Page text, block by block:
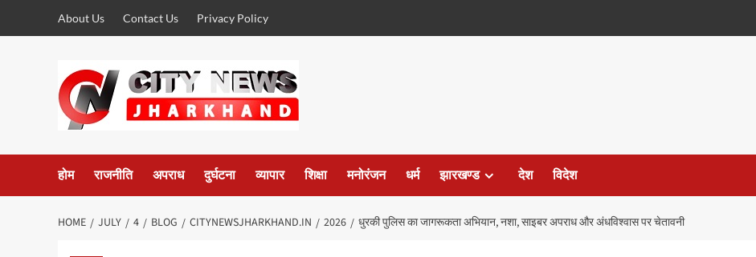
About Us Contact Us Privacy Policy
होम राजनीति अपराध दुर्घटना व्यापार शिक्षा मनोरंजन धर्म झारखण्ड देश विदेश
HOME JULY 4 BLOG CITYNEWSJHARKHAND.IN 2026 धुरकी पुलिस का जागरूकता अभियान, नशा, साइबर अपराध और अंधविश्वास पर चेतावनी